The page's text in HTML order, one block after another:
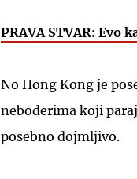
PRAVA STVAR: Evo
No Hong Kong je
neboderima koji
posebno dojmljivo.